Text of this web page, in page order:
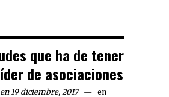
que ha de tener
de asociaciones
19 diciembre, 2017
en